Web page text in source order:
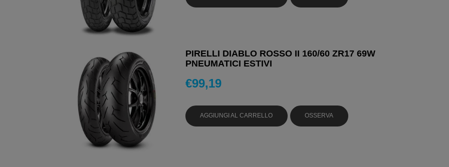
PIRELLI DIABLO ROSSO II 160/60 ZR17 69W
PNEUMATICI ESTIVI
€99,19
AGGIUNGI AL CARRELLO OSSERVA